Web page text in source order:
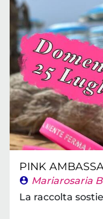
PINK
Mariarosaria
La raccolta